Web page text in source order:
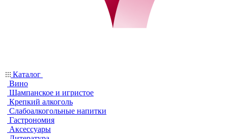
Каталог
Вино
Шампанское и игристое
Крепкий алкоголь
Слабоалкогольные напитки
Гастрономия
Аксессуары